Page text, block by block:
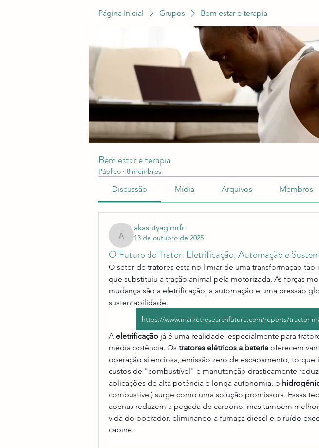
Página Inicial Grupos Bem estar e terapia
Bem estar e terapia
Público · 8 membros
Discussão Mídia Arquivos Membros
akashtyagimrfr
akashtyagimrfr
13 de outubro de 2025
O Futuro do Trator: Eletrificação, Automação e
O setor de tratores está no limiar de uma transformação
que substituiu a tração animal pela motorizada. As forças
mudança são a eletrificação, a automação e uma pressão
sustentabilidade.
https://www.marketresearchfuture.com/reports/tractor-
A eletrificação já é uma realidade, especialmente para
média potência. Os tratores elétricos a bateria oferecem
operação silenciosa, emissão zero de escapamento, torque
custos de "combustível" e manutenção drasticamente
aplicações de alta potência e longa autonomia, o
combustível) surge como uma solução promissora. Essas
apenas reduzem a pegada de carbono, mas também
vida do operador, eliminando a fumaça diesel e o ruído
cabine.